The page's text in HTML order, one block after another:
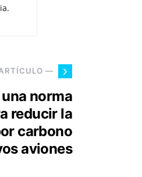
—
norma
reducir la
carbono
aviones